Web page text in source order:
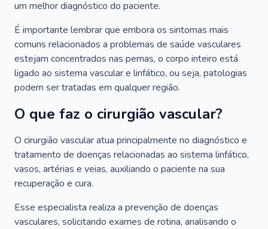
um melhor diagnóstico do paciente.
É importante lembrar que embora os sintomas mais
comuns relacionados a problemas de saúde vasculares
estejam concentrados nas pernas, o corpo inteiro está
ligado ao sistema vascular e linfático, ou seja, patologias
podem ser tratadas em qualquer região.
O que faz o cirurgião vascular?
O cirurgião vascular atua principalmente no diagnóstico e
tratamento de doenças relacionadas ao sistema linfático,
vasos, artérias e veias, auxiliando o paciente na sua
recuperação e cura.
Esse especialista realiza a prevenção de doenças
vasculares, solicitando exames de rotina, analisando o